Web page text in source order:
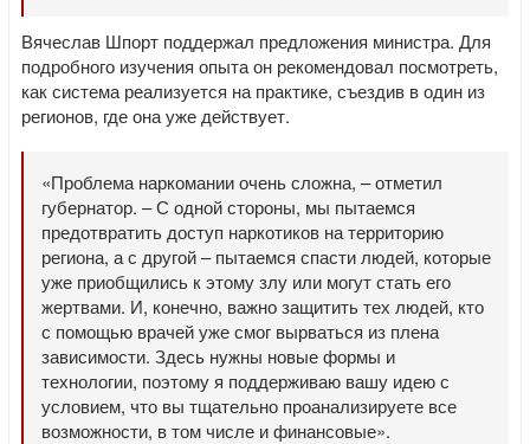
Вячеслав Шпорт поддержал предложения министра. Для
подробного изучения опыта он рекомендовал посмотреть,
как система реализуется на практике, съездив в один из
регионов, где она уже действует.
«Проблема наркомании очень сложна, – отметил
губернатор. – С одной стороны, мы пытаемся
предотвратить доступ наркотиков на территорию
региона, а с другой – пытаемся спасти людей, которые
уже приобщились к этому злу или могут стать его
жертвами. И, конечно, важно защитить тех людей, кто
с помощью врачей уже смог вырваться из плена
зависимости. Здесь нужны новые формы и
технологии, поэтому я поддерживаю вашу идею с
условием, что вы тщательно проанализируете все
возможности, в том числе и финансовые».